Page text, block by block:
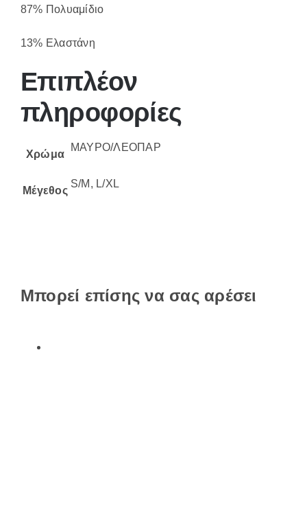
87% Πολυαμίδιο
13% Ελαστάνη
Επιπλέον
πληροφορίες
Χρώμα
ΜΑΥΡΟ/ΛΕΟΠΑΡ
Μέγεθος
S/M, L/XL
Μπορεί επίσης να σας αρέσει